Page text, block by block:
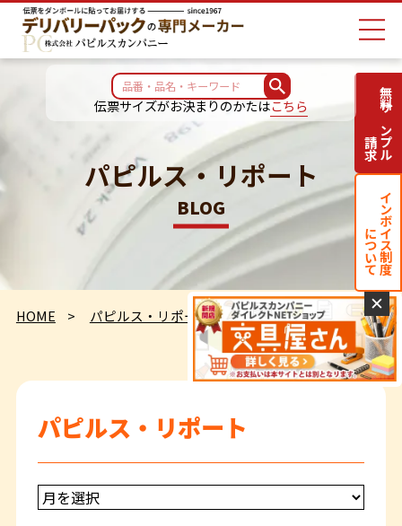
伝票サイズがお決まりのかたはこちら
パピルス・リポート
BLOG
HOME パピルス・リポート 朝焼けです
パピルス・リポート
無料サンプル
請求
インボイス制度
について
✕